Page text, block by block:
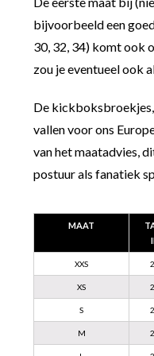
bijvoorbeeld een
30, 32, 34) komt ook
zou je eventueel ook
De
vallen voor ons
van het maatadvies,
postuur als fanatiek
MAAT
XXS
XS
S
M